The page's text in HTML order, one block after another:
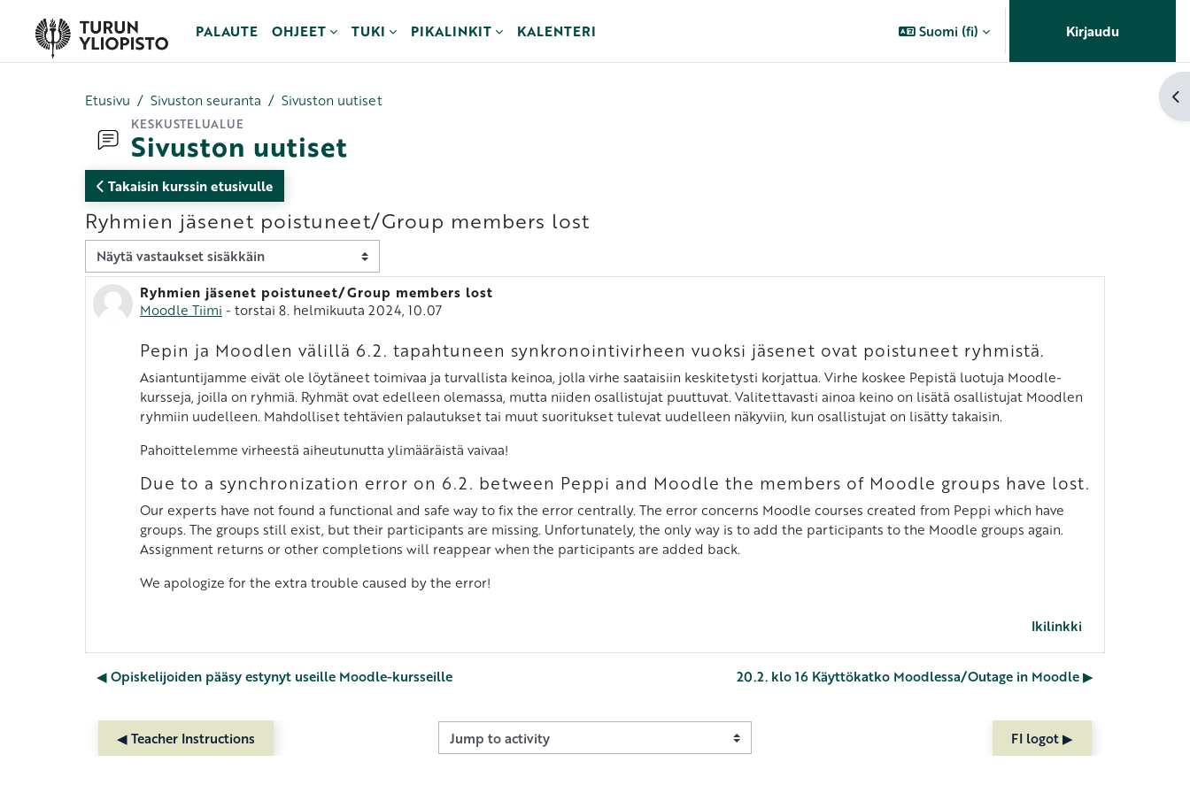
PALAUTE
OHJEET TUKI PIKALINKIT KALENTERI Suomi ‎(fi)‎ Kirjaudu
Etusivu Sivuston seuranta Sivuston uutiset
KESKUSTELUALUE
Sivuston uutiset
Takaisin kurssin etusivulle
Ryhmien jäsenet poistuneet/Group members lost
Näytön tila
Ryhmien jäsenet poistuneet/Group members lost
Moodle Tiimi - torstai 8. helmikuuta 2024, 10.07
Vastausten määrä: 0
Pepin ja Moodlen välillä 6.2. tapahtuneen synkronointivirheen vuoksi jäsenet ovat poistuneet ryhmistä.
Asiantuntijamme eivät ole löytäneet toimivaa ja turvallista keinoa, jolla virhe saataisiin keskitetysti korjattua. Virhe koskee Pepistä luotuja Moodle-
kursseja, joilla on ryhmiä. Ryhmät ovat edelleen olemassa, mutta niiden osallistujat puuttuvat. Valitettavasti ainoa keino on lisätä osallistujat Moodlen
ryhmiin uudelleen. Mahdolliset tehtävien palautukset tai muut suoritukset tulevat uudelleen näkyviin, kun osallistujat on lisätty takaisin.
Pahoittelemme virheestä aiheutunutta ylimääräistä vaivaa!
Due to a synchronization error on 6.2. between Peppi and Moodle the members of Moodle groups have lost.
Our experts have not found a functional and safe way to fix the error centrally. The error concerns Moodle courses created from Peppi which have
groups. The groups still exist, but their participants are missing. Unfortunately, the only way is to add the participants to the Moodle groups again.
Assignment returns or other completions will reappear when the participants are added back.
We apologize for the extra trouble caused by the error!
Ikilinkki
◀︎ Opiskelijoiden pääsy estynyt useille Moodle-kursseille 20.2. klo 16 Käyttökatko Moodlessa/Outage in Moodle ▶︎
◀︎ Teacher Instructions Jump to activity FI logot ▶︎